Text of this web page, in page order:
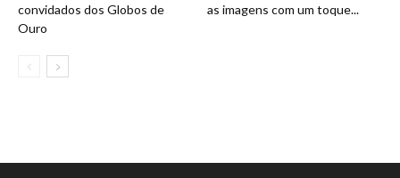
convidados dos Globos de
Ouro
as imagens com um toque...